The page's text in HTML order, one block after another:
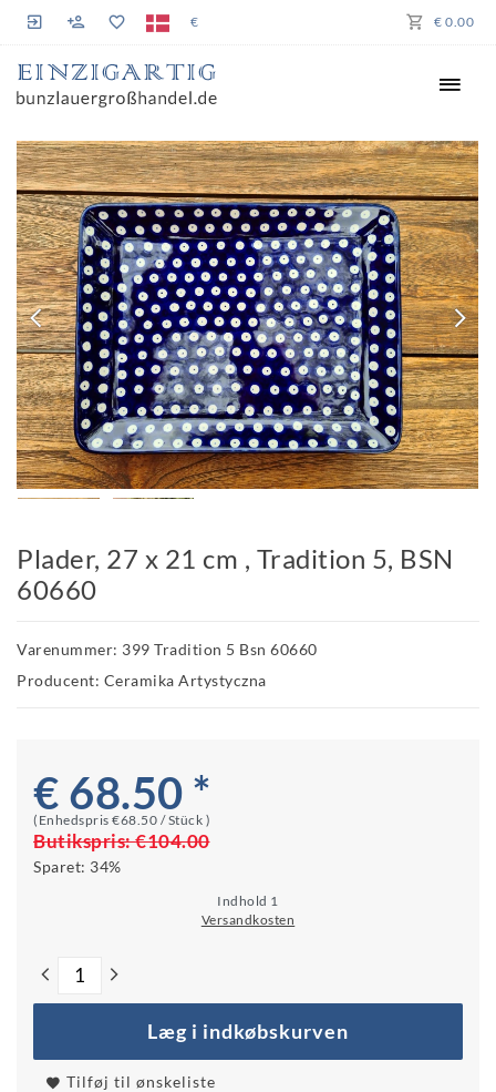
€ € 0.00
Plader, 27 x 21 cm , Tradition 5, BSN
60660
Varenummer: 399 Tradition 5 Bsn 60660
Producent: Ceramika Artystyczna
€ 68.50 *
(Enhedspris €68.50 / Stück )
Butikspris:€104.00
Sparet: 34%
Indhold 1
Versandkosten
Læg i indkøbskurven
Tilføj til ønskeliste